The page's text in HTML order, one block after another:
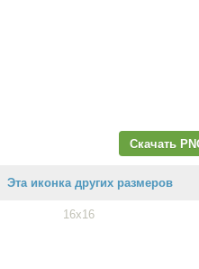
Скачать
Эта иконка других размеров
16x16